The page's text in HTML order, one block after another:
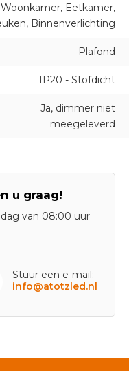
Woonkamer, Eetkamer,
Binnenverlichting
Plafond
IP20 - Stofdicht
Ja, dimmer niet
meegeleverd
u graag!
van 08:00 uur
Stuur een e-mail:
info@atotzled.nl